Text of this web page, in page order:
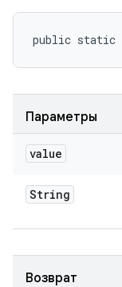
public static
Параметры
value
String
Возврат